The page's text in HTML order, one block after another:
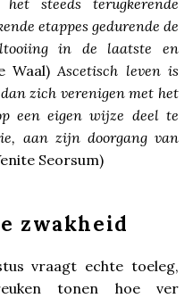
steeds terugkerende
etappes gedurende de
in de laatste en
Waal)Ascetisch leven is
zich verenigen met het
een eigen wijze deel te
aan zijn doorgang van
Seorsum)
zwakheid
vraagt echte toeleg,
tonen hoe ver